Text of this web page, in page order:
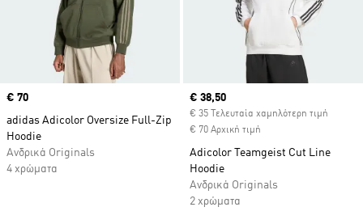
Price
€ 70
adidas Adicolor Oversize Full-Zip
Hoodie
Ανδρικά Originals
4 χρώματα
Current price
€ 38,50
€ 35 Τελευταία χαμηλότερη τιμή
€ 70 Αρχική τιμή
Adicolor Teamgeist Cut Line
Hoodie
Ανδρικά Originals
2 χρώματα